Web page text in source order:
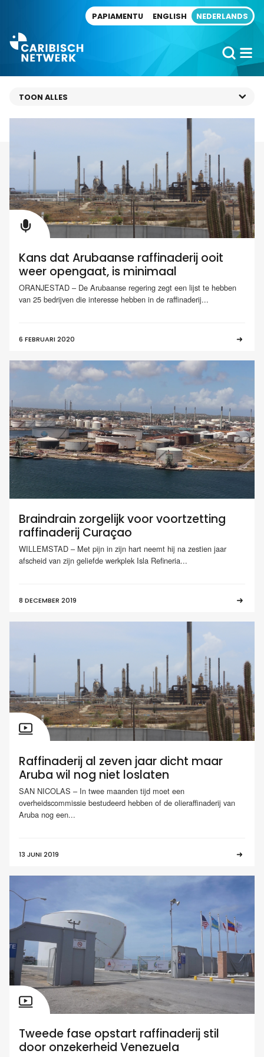
PAPIAMENTU ENGLISH NEDERLANDS
Kans dat Arubaanse raffinaderij ooit
weer opengaat, is minimaal
ORANJESTAD – De Arubaanse regering zegt een lijst te hebben
van 25 bedrijven die interesse hebben in de raffinaderij...
6 FEBRUARI 2020
Braindrain zorgelijk voor voortzetting
raffinaderij Curaçao
WILLEMSTAD – Met pijn in zijn hart neemt hij na zestien jaar
afscheid van zijn geliefde werkplek Isla Refineria...
8 DECEMBER 2019
Raffinaderij al zeven jaar dicht maar
Aruba wil nog niet loslaten
SAN NICOLAS – In twee maanden tijd moet een
overheidscommissie bestudeerd hebben of de olieraffinaderij van
Aruba nog een...
13 JUNI 2019
Tweede fase opstart raffinaderij stil
door onzekerheid Venezuela